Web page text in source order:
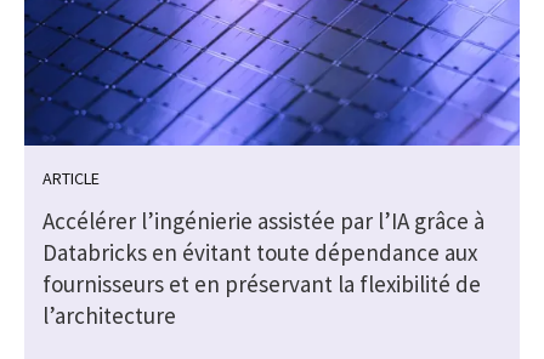
ARTICLE
Accélérer l’ingénierie assistée par l’IA grâce à
Databricks en évitant toute dépendance aux
fournisseurs et en préservant la flexibilité de
l’architecture